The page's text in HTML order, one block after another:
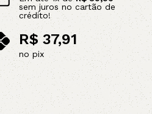
sem juros no cartão de
crédito!
R$37,91
no pix
Adicionar ao carrinho